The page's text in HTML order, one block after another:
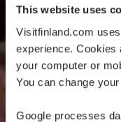
This website uses
Visitfinland.com
experience. Cookies
your computer or
You can change
Google processes